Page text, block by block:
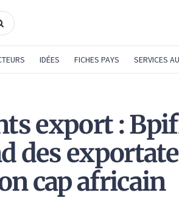
IDÉES FICHES PAYS SERVICES
export :
des
cap africain